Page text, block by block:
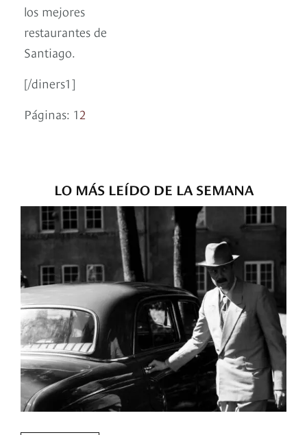
los mejores
restaurantes de
Santiago.
[/diners1]
Páginas: 12
LO MÁS LEÍDO DE LA SEMANA